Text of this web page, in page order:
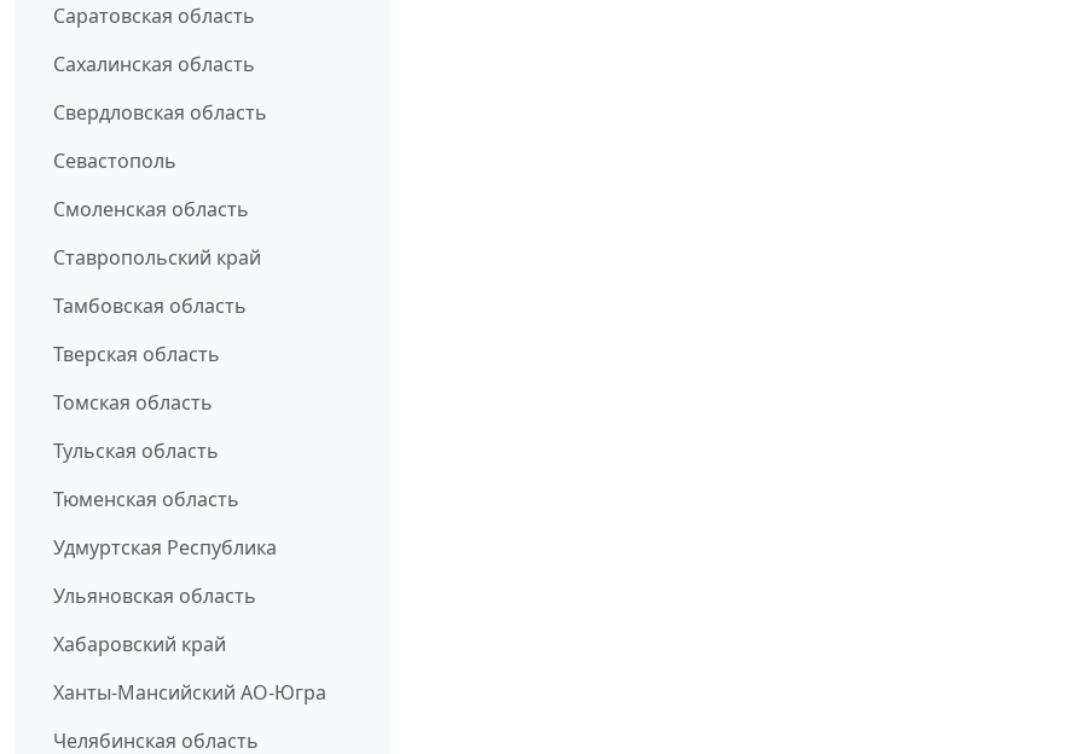
Саратовская область
Сахалинская область
Свердловская область
Севастополь
Смоленская область
Ставропольский край
Тамбовская область
Тверская область
Томская область
Тульская область
Тюменская область
Удмуртская Республика
Ульяновская область
Хабаровский край
Ханты-Мансийский АО-Югра
Челябинская область